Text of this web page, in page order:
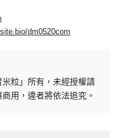
dm0520com
粒」所有，未經授權請
用，違者將依法追究。